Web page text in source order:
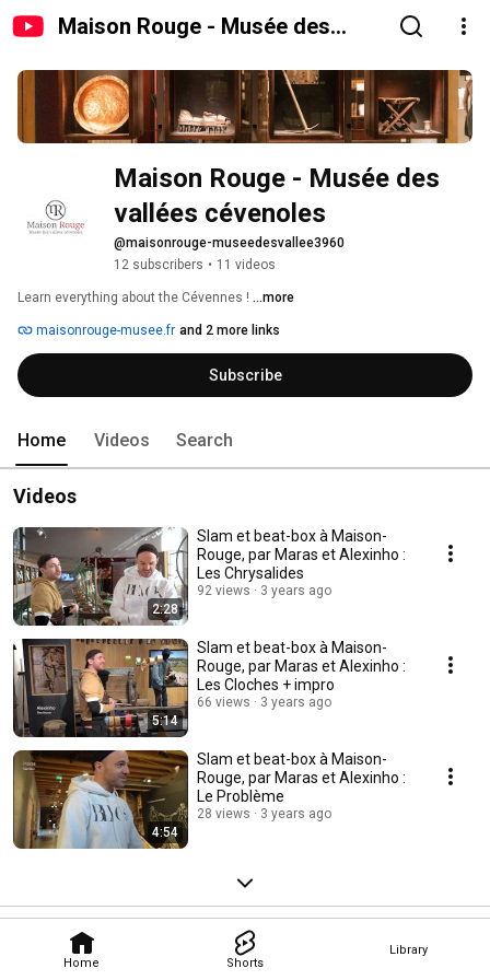
Maison Rouge - Musée des
Home Shorts
Library
Maison Rouge - Musée des
vallées cévenoles
@maisonrouge-museedesvallee3960
12 subscribers • 11 videos
Learn everything about the Cévennes ! ...more
maisonrouge-musee.fr and 2 more links
Subscribe
Home Videos Search
Videos
2:28
Slam et beat-box à Maison-
Rouge, par Maras et Alexinho :
Les Chrysalides
92 views 3 years ago
5:14
Slam et beat-box à Maison-
Rouge, par Maras et Alexinho :
Les Cloches + impro
66 views 3 years ago
4:54
Slam et beat-box à Maison-
Rouge, par Maras et Alexinho :
Le Problème
28 views 3 years ago